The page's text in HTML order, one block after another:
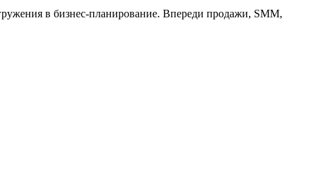
в бизнес-планирование. Впереди продажи, SMM,